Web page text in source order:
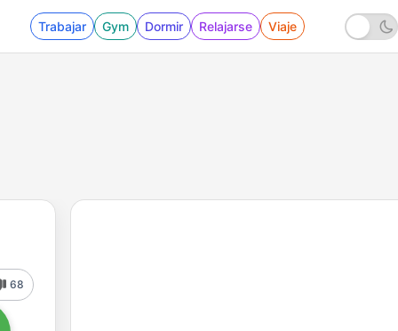
Trabajar Gym Dormir Relajarse Viaje
68